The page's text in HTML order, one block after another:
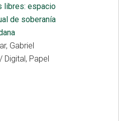
libres: espacio
de soberanía
Gabriel
Digital, Papel